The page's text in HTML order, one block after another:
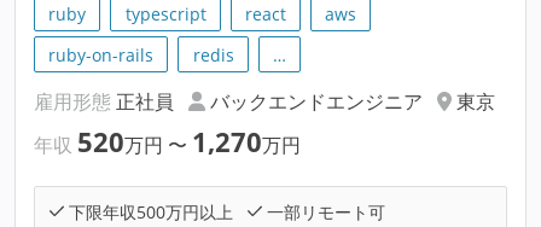
ruby typescript react
aws
ruby-on-rails
redis …
雇用形態 正社員 バックエンドエンジニア
東京
年収 520万円 〜 1,270万円
下限年収500万円以上
一部リモート可